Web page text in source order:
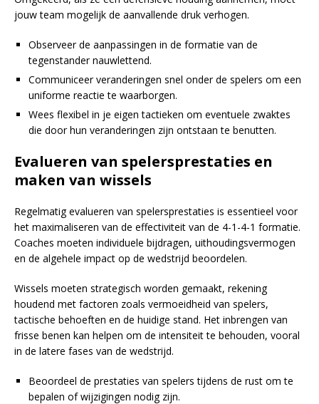
jouw team mogelijk de aanvallende druk verhogen.
Observeer de aanpassingen in de formatie van de
tegenstander nauwlettend.
Communiceer veranderingen snel onder de spelers om een
uniforme reactie te waarborgen.
Wees flexibel in je eigen tactieken om eventuele zwaktes
die door hun veranderingen zijn ontstaan te benutten.
Evalueren van spelersprestaties en
maken van wissels
Regelmatig evalueren van spelersprestaties is essentieel voor
het maximaliseren van de effectiviteit van de 4-1-4-1 formatie.
Coaches moeten individuele bijdragen, uithoudingsvermogen
en de algehele impact op de wedstrijd beoordelen.
Wissels moeten strategisch worden gemaakt, rekening
houdend met factoren zoals vermoeidheid van spelers,
tactische behoeften en de huidige stand. Het inbrengen van
frisse benen kan helpen om de intensiteit te behouden, vooral
in de latere fases van de wedstrijd.
Beoordeel de prestaties van spelers tijdens de rust om te
bepalen of wijzigingen nodig zijn.